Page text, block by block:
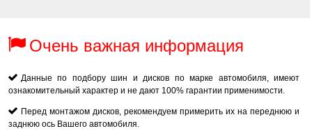
Очень важная информация
Данные по подбору шин и дисков по марке автомобиля, имеют
ознакомительный характер и не дают 100% гарантии применимости.
Перед монтажом дисков, рекомендуем примерить их на переднюю и
заднюю ось Вашего автомобиля.